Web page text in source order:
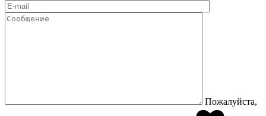
Пожалуйста,